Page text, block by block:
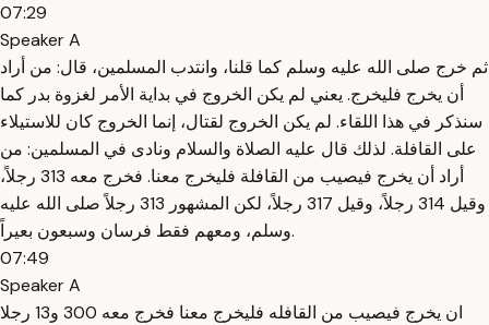
07:29
Speaker A
ثم خرج صلى الله عليه وسلم كما قلنا، وانتدب المسلمين، قال: من أراد
أن يخرج فليخرج. يعني لم يكن الخروج في بداية الأمر لغزوة بدر كما
سنذكر في هذا اللقاء. لم يكن الخروج لقتال، إنما الخروج كان للاستيلاء
على القافلة. لذلك قال عليه الصلاة والسلام ونادى في المسلمين: من
أراد أن يخرج فيصيب من القافلة فليخرج معنا. فخرج معه 313 رجلاً،
وقيل 314 رجلاً، وقيل 317 رجلاً، لكن المشهور 313 رجلاً صلى الله عليه
وسلم، ومعهم فقط فرسان وسبعون بعيراً.
07:49
Speaker A
ان يخرج فيصيب من القافله فليخرج معنا فخرج معه 300 و13 رجلا